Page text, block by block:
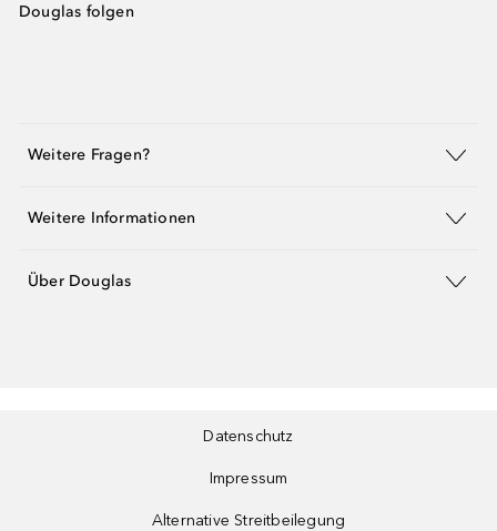
Douglas folgen
Weitere Fragen?
Weitere Informationen
Über Douglas
Datenschutz
Impressum
Alternative Streitbeilegung